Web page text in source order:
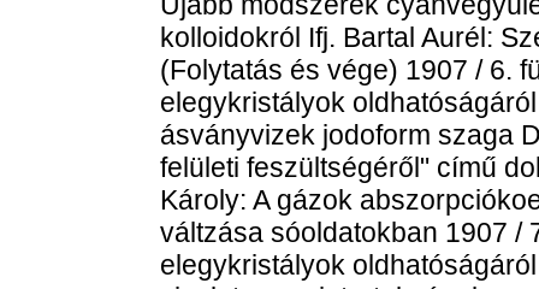
kolloidokról Ifj. Bartal Aurél:
(Folytatás és vége) 1907 / 6.
elegykristályok
ásványvizek jodoform szaga
felületi feszültségéről" című
Károly: A gázok
váltzása sóoldatokban 1907 /
elegykristályok